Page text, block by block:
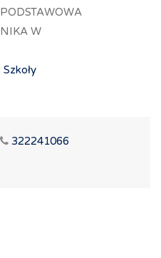
W
Szkoły
322241066